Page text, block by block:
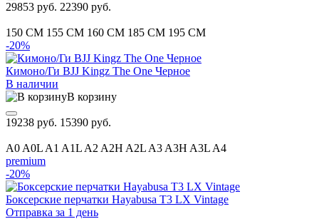
29853 руб. 22390 руб.
150 CM 155 CM 160 CM 185 CM 195 CM
-20%
Кимоно/Ги BJJ Kingz The One Черное
В наличии
В корзину
19238 руб. 15390 руб.
A0 A0L A1 A1L A2 A2H A2L A3 A3H A3L A4
premium
-20%
Боксерские перчатки Hayabusa T3 LX Vintage
Отправка за 1 день